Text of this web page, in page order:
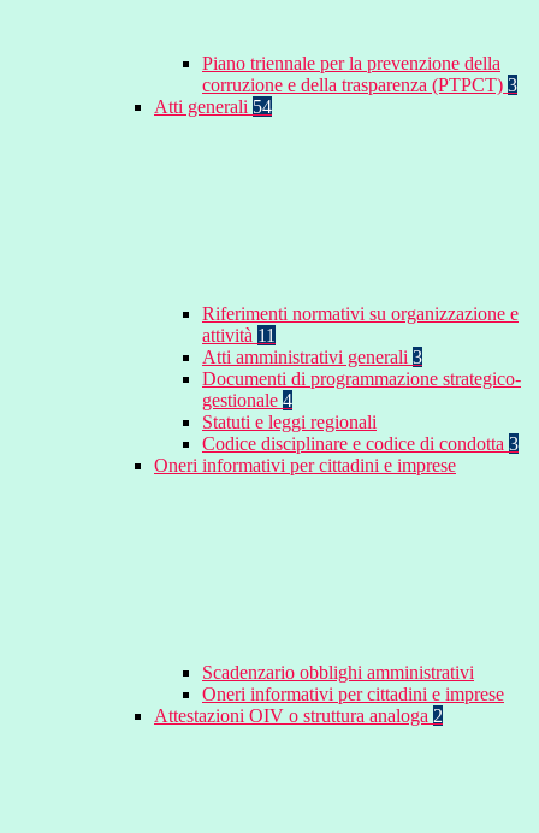
Piano triennale per la prevenzione della
corruzione e della trasparenza (PTPCT) 3
Atti generali 54
Riferimenti normativi su organizzazione e
attività 11
Atti amministrativi generali 3
Documenti di programmazione strategico-
gestionale 4
Statuti e leggi regionali
Codice disciplinare e codice di condotta 3
Oneri informativi per cittadini e imprese
Scadenzario obblighi amministrativi
Oneri informativi per cittadini e imprese
Attestazioni OIV o struttura analoga 2